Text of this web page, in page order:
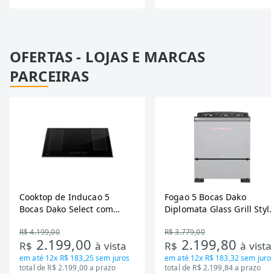
OFERTAS - LOJAS E MARCAS
PARCEIRAS
Cooktop de Inducao 5
Bocas Dako Select com
R$ 4.199,00
R$ 2.199,00à vista
em até 12x R$ 183,25sem juros
total de R$ 2.199,00 a prazo
Fogao 5 Bocas Dako
Diplomata Glass Grill
R$ 3.779,00
R$ 2.199,80à
em até 12x R$ 183,32sem
total de R$ 2.199,84 a prazo